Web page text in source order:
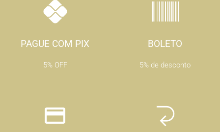
PAGUE COM PIX
5% OFF
BOLETO
5% de desconto